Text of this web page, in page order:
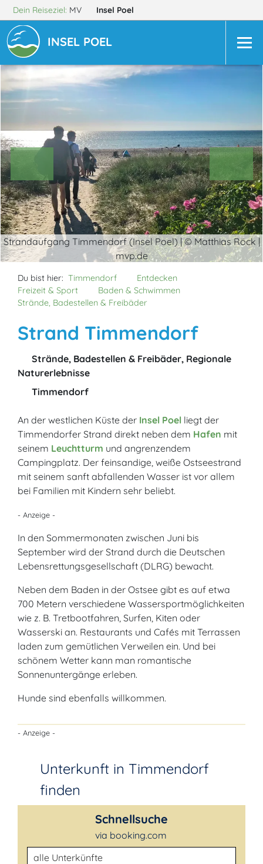
Dein Reiseziel: MV Insel Poel
INSEL POEL
Strandaufgang Timmendorf (Insel Poel) | © Matthias Röck |
mvp.de
Du bist hier: Timmendorf
Entdecken
Freizeit & Sport
Baden & Schwimmen
Strände, Badestellen & Freibäder
Strand Timmendorf
Strände, Badestellen & Freibäder, Regionale
Naturerlebnisse
Timmendorf
An der westlichen Küste der Insel Poel liegt der
Timmendorfer Strand direkt neben dem Hafen mit
seinem Leuchtturm und angrenzendem
Campingplatz. Der feinsandige, weiße Ostseestrand
mit seinem sanft abfallenden Wasser ist vor allem
bei Familien mit Kindern sehr beliebt.
- Anzeige -
In den Sommermonaten zwischen Juni bis
September wird der Strand durch die Deutschen
Lebensrettungsgesellschaft (DLRG) bewacht.
Neben dem Baden in der Ostsee gibt es auf etwa
700 Metern verschiedene Wassersportmöglichkeiten
wie z. B. Tretbootfahren, Surfen, Kiten oder
Wasserski an. Restaurants und Cafés mit Terrassen
laden zum gemütlichen Verweilen ein. Und bei
schönem Wetter kann man romantische
Sonnenuntergänge erleben.
Hunde sind ebenfalls willkommen.
- Anzeige -
Unterkunft in Timmendorf
finden
Schnellsuche
via booking.com
Unterkunftsart